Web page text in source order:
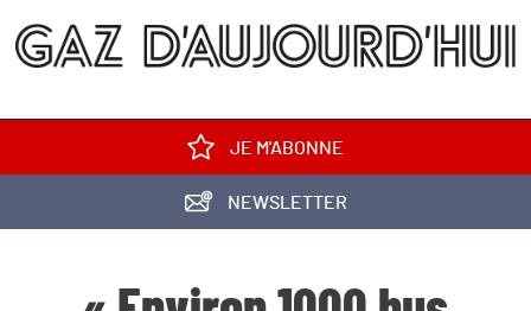
JE M'ABONNE
NEWSLETTER